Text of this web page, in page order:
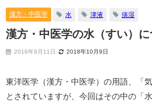
漢方・中医学 水 津液 痰湿
漢方・中医学の水（すい）に
2016年9月11日 2018年10月9日
東洋医学（漢方・中医学）の用語、「
とされていますが、今回はその中の「